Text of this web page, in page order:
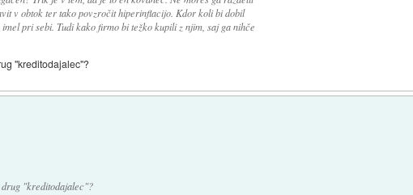
v obtok ter tako povzročit hiperinflacijo. Kdor koli bi dobil
pri sebi. Tudi kako firmo bi težko kupili z njim, saj ga nihče
"kreditodajalec"?
"kreditodajalec"?